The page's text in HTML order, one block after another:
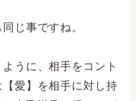
じ事ですね。
うに、相手をコント
愛】を相手に対し持